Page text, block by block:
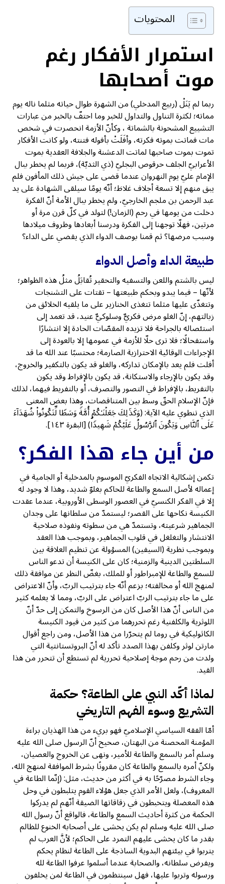
المحتويات
استمرار الأفكار رغم
موت أصحابها
ربما لم يَنَلْ (ربيع المدخلي) من الشهرة طوال حياته مثلما ناله يوم
مماته؛ لكثرة التناول والتداول للخبر وما احتفّ بالخبر من عبارات
التشييع المشحونة بالشماتة ، وكأنّ الأزمة انحصرت في شخص
مات فماتت بموته فكرته، وأفَلَتْ بأفوله فتنته، ولو كانت الأفكار
تموت بموت صاحبها لماتت الدعشنة والجلافة العقدية بموت
الأعرابيّ الجلف حرقوص البجليّ (ذي الثديّة)، فربما لم يخطر ببال
الإمام عليّ يوم النهروان عندما قضى على جيش ذلك المأفون فلم
يبق منهم إلا تسعة أجلاف غلاظ؛ أنّه يومًا سيلقى الشهادة على يد
عبد الرحمن بن ملجم الخارجيّ، ولم يخطر ببال الأمة أنّ الفكرة
دخلت من يومها في رحم (الزمان!) لتولد في كلّ قرن مرة أو
مرتين، فهلّا توجهنا إلى الفكرة ودرسنا أبعادها وظروف ميلادها
وسبب مرضها؟ ثم قمنا بوصف الدواء الذي يقضي على الداء؟
طبيعة الداء وأصل الدواء
ليس بالشتم واللعن والتسفيه والتحقير تُقابَلُ مثلُ هذه الظواهر؛
لأنّها – فيما يبدو وبحكم طبيعتها – تقتات على التشنجات
وتتغذّى عليها مثلما تتغذى الخنازير على ما يلقيه الخلائق من
زبالتهم، إنّ الغلو مرض فكريٌّ وسلوكيٌّ عنيد، قد تعمد إلى
استئصاله بالجراحة فلا تزيده المقصّات الحادة إلا انتشارًا
واستفحالًا؛ فلا ترى حلّا للأزمة في عمومها إلا بالعودة إلى
الإجراءات الوقائية الاحترازية الصارمة؛ محتسبًا عند الله ما قد
أفلت فلم يعد بالإمكان تداركه، والغلو قد يكون بالتكفير والخروج،
وقد يكون بالإرجاء والاستكانة، قد يكون بالإفراط وقد يكون
بالتفريط، بالإفراط في التصور والتصرف، أو بالتفريط فيهما، لذلك
فإنّ الإسلام الحقّ وسط بين المتناقضات، وهذا بعض المعنى
الذي تنطوي عليه الآية: (وَكَذَ ٰ⁠لِكَ جَعَلۡنَـٰكُمۡ أُمَّةࣰ وَسَطࣰا لِّتَكُونُوا۟ شُهَدَاۤءَ
عَلَى ٱلنَّاسِ وَیَكُونَ ٱلرَّسُولُ عَلَیۡكُمۡ شَهِیدࣰاۗ) [البقرة ١٤٣].
من أين جاء هذا الفكر؟
تكمن إشكالية الاتجاه الفكريّ الموسوم بالمدخلية أو الجامية في
إعماله لأصل السمع والطاعة للحاكم بغلوّ شديد، وهذا لا وجود له
إلا في الفكر الكنسيّ في العصور الوسطى الأوروبية، عندما عقدت
الكنيسة نكاحها على القصر؛ ليستمدّ من سلطانها على وجدان
الجماهير شرعيته، وتستمدّ هي من سطوته ونفوذه صلاحية
الانتشار والتغلغل في قلوب الجماهير، وبموجب هذا العقد
وبموجب نظرية (السيفين) المسؤولة عن تنظيم العلاقة بين
السلطتين الدينية والزمنية؛ كان على الكنيسة أن تدعو الناس
للسمع والطاعة للإمبراطور أو للملك، بغضّ النظر عن موافقة ذلك
لمنهج الله أو مخالفته؛ بزعم أنّه جاء بترتيب الربّ، وأنّ الاعتراض
على ما جاء بترتيب الربّ اعتراض على الربّ، ومما لا يعلمه كثير
من الناس أنّ هذا الأصل كان من الرسوخ والتمكن إلى حدّ أنّ
اللوثرية والكلفنية رغم تحررهما من كثير من قيود الكنيسة
الكاثوليكية في روما لم يتحرّرا من هذا الأصل، ومن راجع أقوال
مارتن لوثر وكلفن بهذا الصدد تأكد له أنّ البروتستانتية التي
ولدت من رحم موجة إصلاحية تحررية لم تستطع أن تتحرر من هذا
القيد.
لماذا أكّد النبي على الطاعة؟ حكمة
التشريع وسوء الفهم التاريخي
أمّا الفقه السياسي الإسلاميّ فهو بريء من هذا الهذيان براءة
المؤمنة المحصنة من البهتان، صحيح أنّ الرسول صلى الله عليه
وسلم أمر بالسمع والطاعة للأمير، ونهى عن الخروج والعصيان،
ولكنّ أمره بالسمع والطاعة كان مقرونًا بشرط الموافقة لمنهج الله،
وجاء الشرط مصرّحًا به في أكثر من حديث، مثل: (إنّما الطاعة في
المعروف)، ولعل الأمر الذي جعل هؤلاء القوم يتلبطون في وحل
هذه المعضلة ويتخبطون في زقاقاتها الضيقة أنّهم لم يدركوا
الحكمة من كثرة أحاديث السمع والطاعة، فالواقع أنّ رسول الله
صلى الله عليه وسلم لم يكن يخشى على أصحابه الخنوع للظالم
بقدر ما كان يخشى عليهم التمرد على الحاكم؛ لأنَّ العرب لم
يتربوا في بيئتهم البدوية الساذجة على الطاعة لنظام يحكم
ويفرض سلطانه، والصحابة عندما أسلموا عرفوا الطاعة لله
ورسوله وتربوا عليها، فهل سينتظمون في الطاعة لمن يخلفون